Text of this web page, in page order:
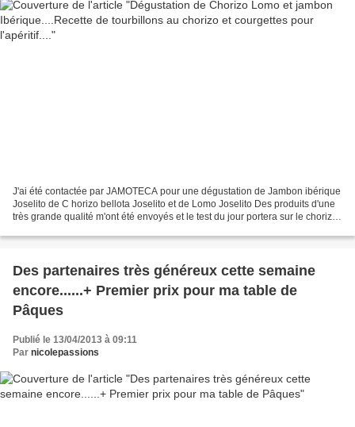
J'ai été contactée par JAMOTECA pour une dégustation de Jambon ibérique
Joselito de C horizo bellota Joselito et de Lomo Joselito Des produits d'une
très grande qualité m'ont été envoyés et le test du jour portera sur le chorizo.
Des partenaires très généreux cette semaine
encore......+ Premier prix pour ma table de
Pâques
Publié le 13/04/2013 à 09:11
Par nicolepassions